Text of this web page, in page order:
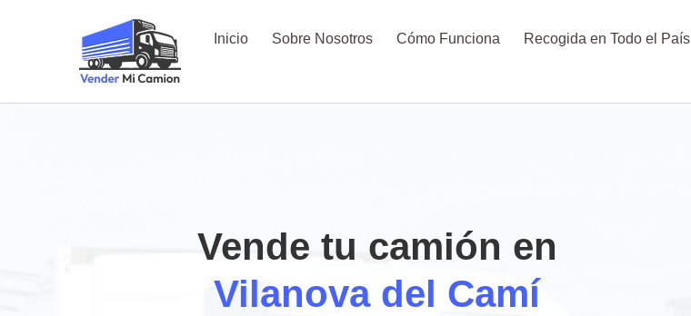
Inicio Sobre Nosotros Cómo Funciona Recogida en Todo el País
Vende tu camión en
Vilanova del Camí